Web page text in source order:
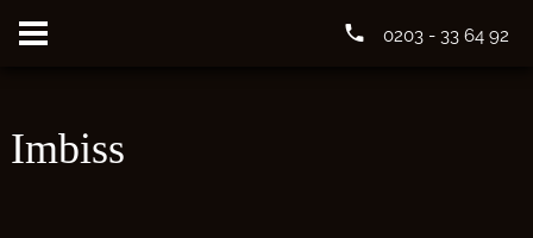
0203 - 33 64 92
Imbiss